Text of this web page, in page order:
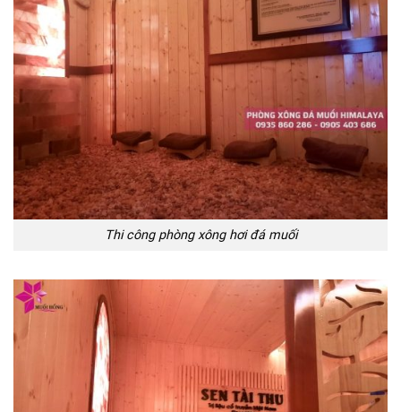
Thi công phòng xông hơi đá muối